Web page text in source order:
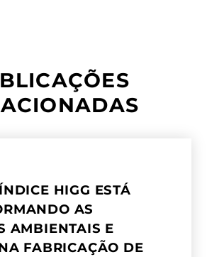
HIGG ESTÁ
AS
AMBIENTAIS E
FABRICAÇÃO DE